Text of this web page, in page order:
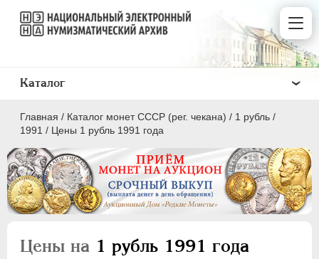
Главная / Каталог монет СССР (рег. чекана) / 1 рубль /
1991 / Цены 1 рубль 1991 года
Цены на 1 рубль 1991 года
Каталог
ПОЛКОПЕЙКИ
2 КОПЕЙКИ